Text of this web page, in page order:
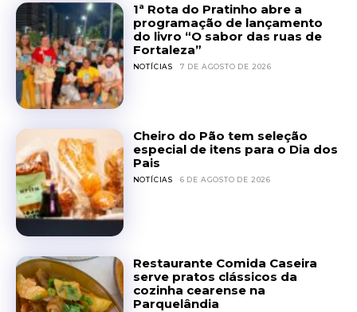
1ª Rota do Pratinho abre a
programação de lançamento
do livro “O sabor das ruas de
Fortaleza”
NOTÍCIAS 7 DE AGOSTO DE 2026
Cheiro do Pão tem seleção
especial de itens para o Dia dos
Pais
NOTÍCIAS 6 DE AGOSTO DE 2026
Restaurante Comida Caseira
serve pratos clássicos da
cozinha cearense na
Parquelândia